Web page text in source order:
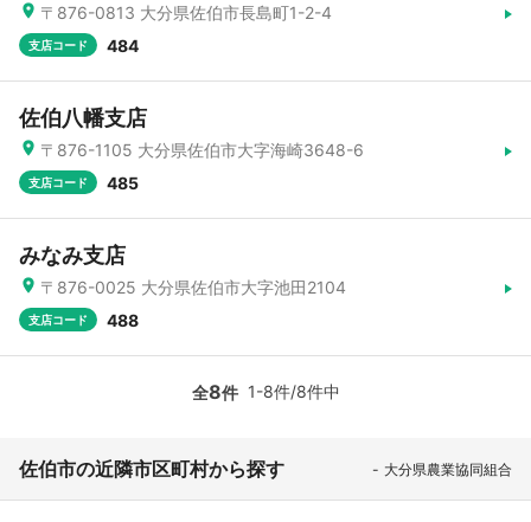
〒876-0813 大分県佐伯市長島町1-2-4
支店コード 484
佐伯八幡支店
〒876-1105 大分県佐伯市大字海崎3648-6
支店コード 485
みなみ支店
〒876-0025 大分県佐伯市大字池田2104
支店コード 488
全8件 1-8件/8件中
佐伯市の近隣市区町村から探す 大分県農業協同組合